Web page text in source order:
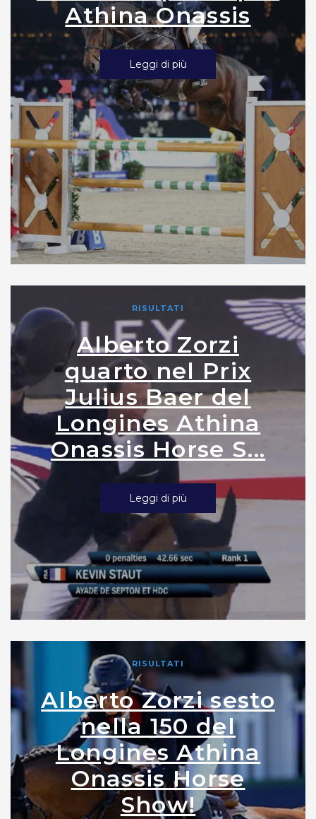
Athina Onassis
Leggi di più
RISULTATI
Alberto Zorzi
quarto nel Prix
Julius Baer del
Longines Athina
Onassis Horse S...
Leggi di più
RISULTATI
Alberto Zorzi sesto
nella 150 del
Longines Athina
Onassis Horse
Show!